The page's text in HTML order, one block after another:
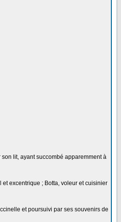
lit, ayant succombé apparemment à
excentrique ; Botta, voleur et cuisinier
et poursuivi par ses souvenirs de